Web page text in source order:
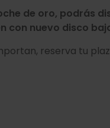
de oro, podrás
con nuevo disco
reserva tu